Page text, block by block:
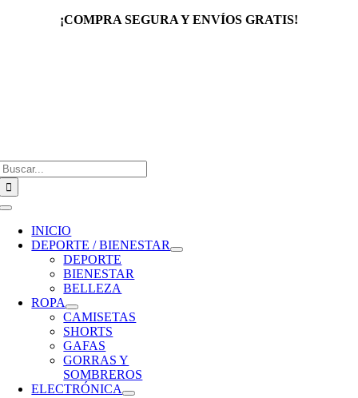
¡COMPRA SEGURA Y ENVÍOS GRATIS!
Toggle
Navigation
INICIO
DEPORTE / BIENESTAR
DEPORTE
BIENESTAR
BELLEZA
ROPA
CAMISETAS
SHORTS
GAFAS
GORRAS Y
SOMBREROS
ELECTRÓNICA